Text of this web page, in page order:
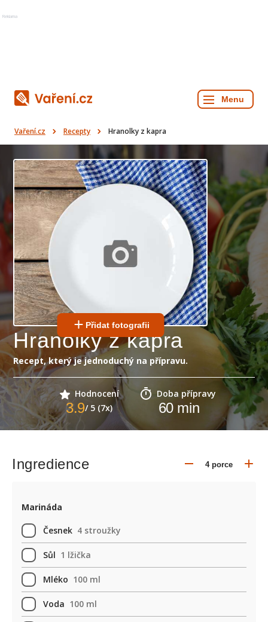
Reklama
Vaření.cz Recepty Hranolky z kapra
Přidat fotografii
Hranolky z kapra
Recept, který je jednoduchý na přípravu.
Hodnocení
3.9/ 5 (7x)
Doba přípravy
60min
Ingredience
Marináda
Česnek 4 stroužky
Sůl 1 lžička
Mléko 100 ml
Voda 100 ml